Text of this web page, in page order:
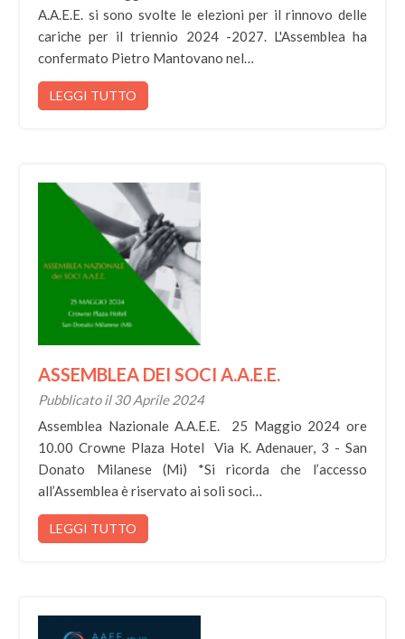
A.A.E.E. si sono svolte le elezioni per il rinnovo delle
cariche per il triennio 2024 -2027. L'Assemblea ha
confermato Pietro Mantovano nel…
LEGGI TUTTO
ASSEMBLEA DEI SOCI A.A.E.E.
Pubblicato il 30 Aprile 2024
Assemblea Nazionale A.A.E.E. 25 Maggio 2024 ore
10.00 Crowne Plaza Hotel Via K. Adenauer, 3 - San
Donato Milanese (Mi) *Si ricorda che l’accesso
all’Assemblea è riservato ai soli soci…
LEGGI TUTTO